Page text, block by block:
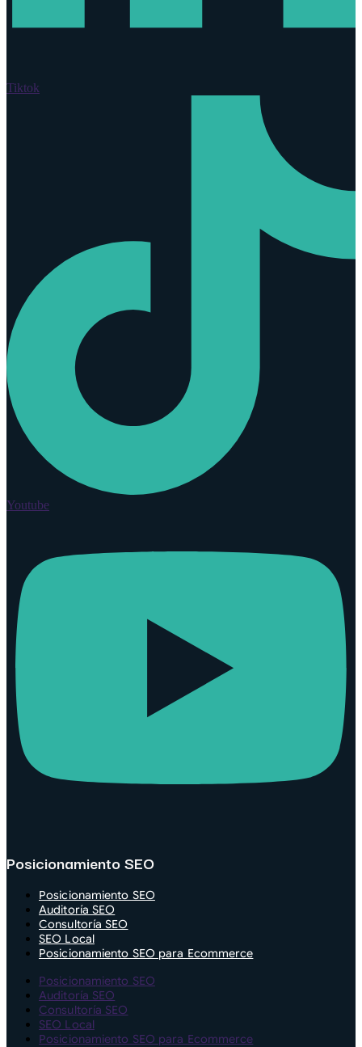
Tiktok
Youtube
Posicionamiento SEO
Posicionamiento SEO
Auditoría SEO
Consultoría SEO
SEO Local
Posicionamiento SEO para Ecommerce
Posicionamiento SEO
Auditoría SEO
Consultoría SEO
SEO Local
Posicionamiento SEO para Ecommerce